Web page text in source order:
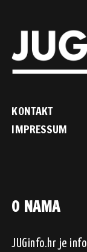
KONTAKT
IMPRESSUM
O NAMA
JUGinfo.hr je